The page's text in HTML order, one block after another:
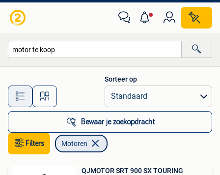
Alle afstanden…
Sorteer op
Bewaar je zoekopdracht
Filters Motoren
QJMOTOR SRT 900 SX TOURING